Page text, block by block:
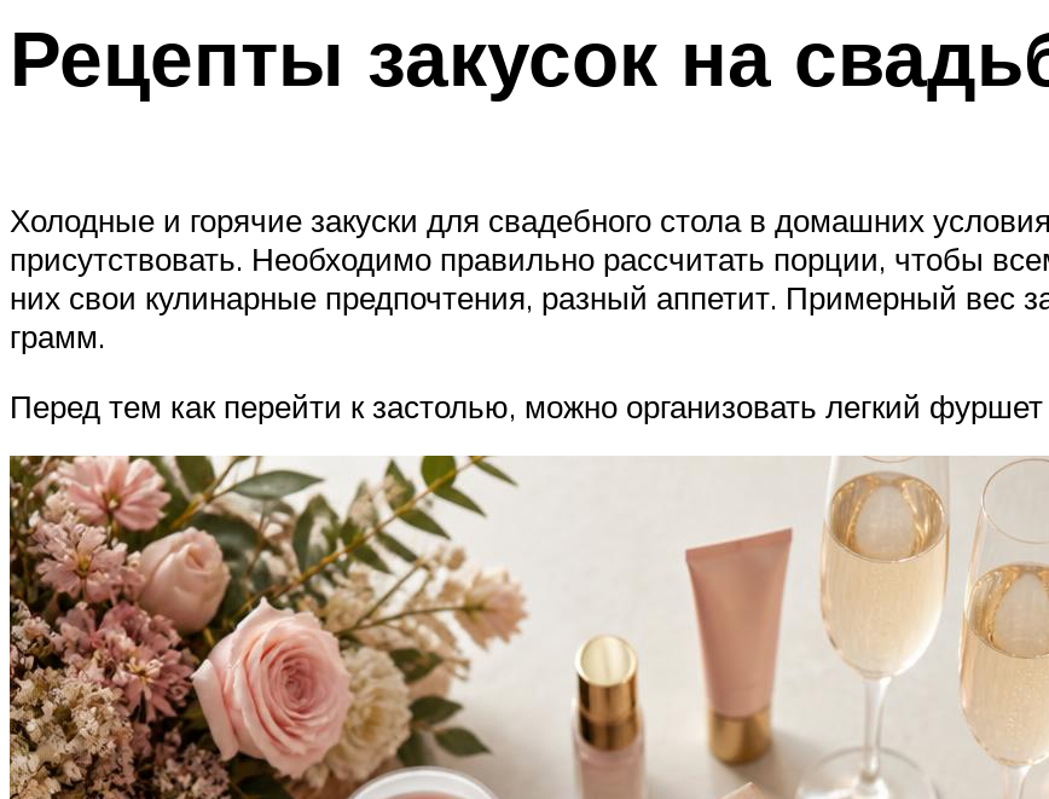
Рецепты закусок на
Холодные и горячие закуски для свадебного стола в домашних
присутствовать. Необходимо правильно рассчитать порции, чтобы
них свои кулинарные предпочтения, разный аппетит. Примерный вес
грамм.
Перед тем как перейти к застолью, можно организовать легкий